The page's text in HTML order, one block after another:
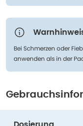
Bei Schmerzen oder
anwenden als in der